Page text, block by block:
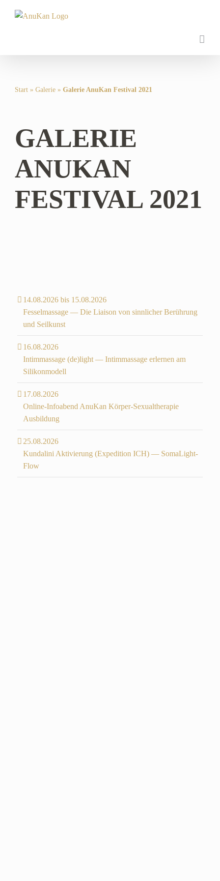
Inhalt
Start» Galerie» Galerie AnuKan Festival 2021
GALERIE
ANUKAN
FESTIVAL 2021
14.08.2026 bis 15.08.2026
Fesselmassage — Die Liaison von sinnlicher Berührung
und Seilkunst
16.08.2026
Intimmassage (de)light — Intimmassage erlernen am
Silikonmodell
17.08.2026
Online-Infoabend AnuKan Körper-Sexualtherapie
Ausbildung
25.08.2026
Kundalini Aktivierung (Expedition ICH) — SomaLight-
Flow